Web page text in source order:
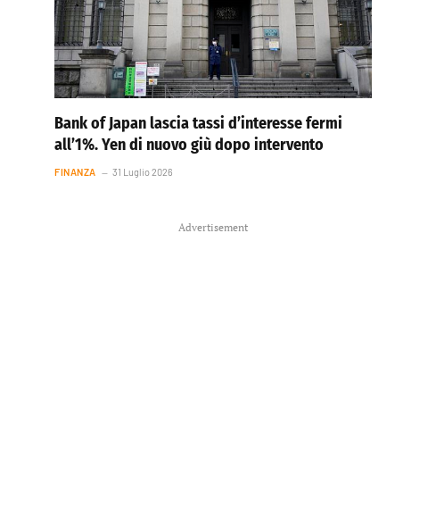
Bank of Japan lascia tassi d’interesse fermi
all’1%. Yen di nuovo giù dopo intervento
FINANZA 31 Luglio 2026
Advertisement